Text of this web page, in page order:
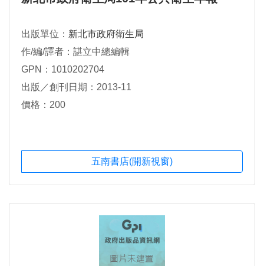
出版單位： 新北市政府衛生局
作/編/譯者：諶立中總編輯
GPN：1010202704
出版／創刊日期：2013-11
價格：200
五南書店(開新視窗)